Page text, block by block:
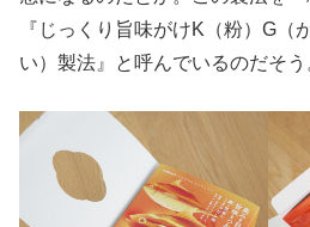
『じっくり旨味がけK（粉）G（
い）製法』と呼んでいるのだそう